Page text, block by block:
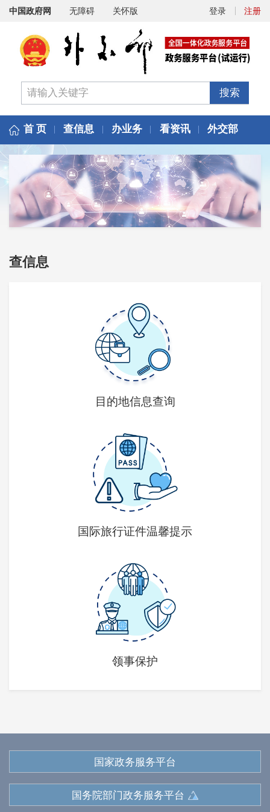
无障碍 关怀版 注册
登录
中国政府网
搜索
首 页 查信息 办业务 看资讯 外交部
查信息
目的地信息查询
国际旅行证件温馨提示
领事保护
国家政务服务平台
国务院部门政务服务平台